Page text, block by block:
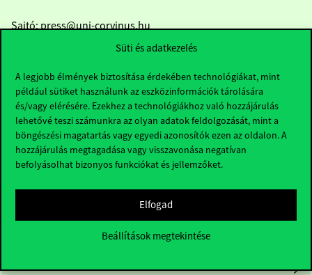
Süti és adatkezelés
A legjobb élmények biztosítása érdekében technológiákat, mint
például sütiket használunk az eszközinformációk tárolására
és/vagy elérésére. Ezekhez a technológiákhoz való hozzájárulás
lehetővé teszi számunkra az olyan adatok feldolgozását, mint a
böngészési magatartás vagy egyedi azonosítók ezen az oldalon. A
hozzájárulás megtagadása vagy visszavonása negatívan
befolyásolhat bizonyos funkciókat és jellemzőket.
Elfogad
Beállítások megtekintése
Sajtó:press@uni-corvinus.hu
Hasznos linkek
Közérdekű adatok